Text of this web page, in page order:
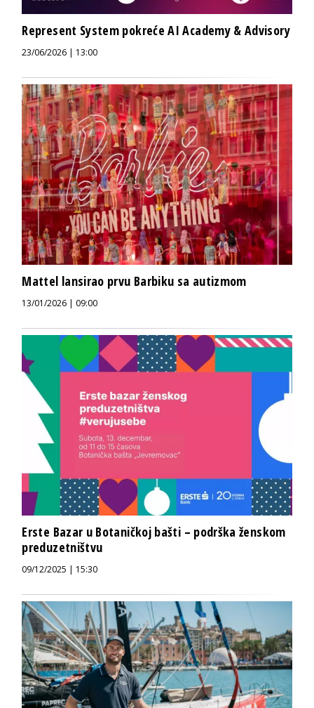
Represent System pokreće AI Academy & Advisory
23/06/2026 | 13:00
Mattel lansirao prvu Barbiku sa autizmom
13/01/2026 | 09:00
Erste Bazar u Botaničkoj bašti – podrška ženskom
preduzetništvu
09/12/2025 | 15:30